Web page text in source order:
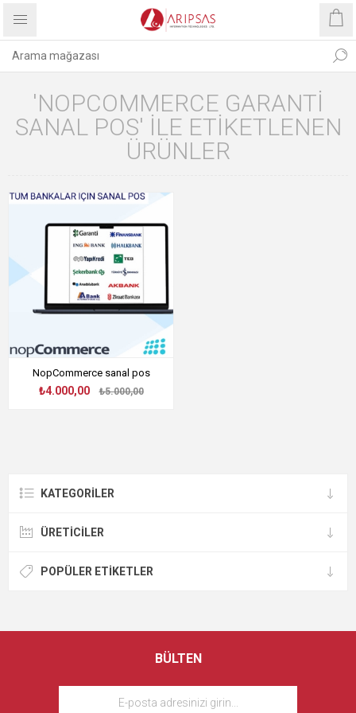
'NOPCOMMERCE GARANTI
SANAL POS' ILE ETIKETLENEN
ÜRÜNLER
NopCommerce sanal pos
₺4.000,00 ₺5.000,00
KATEGORILER
ÜRETICILER
POPÜLER ETIKETLER
BÜLTEN